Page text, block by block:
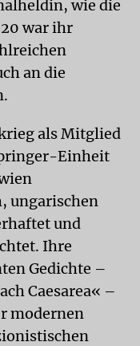
wie die
war ihr
an die
als Mitglied
Einheit
ungarischen
und
Ihre
Gedichte –
Caesarea« –
modernen